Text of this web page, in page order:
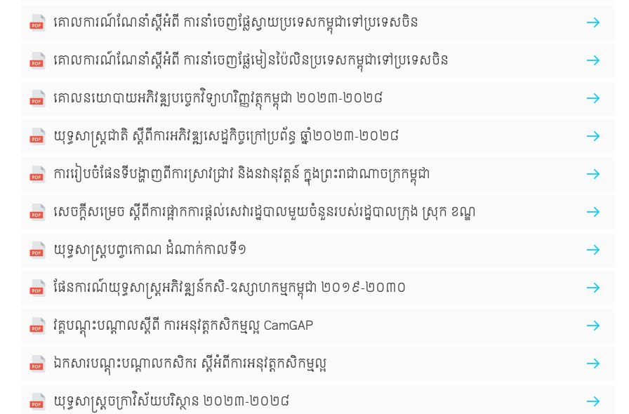
គោលការណ៍ណែនាំស្ដីអំពី ការនាំចេញផ្លែស្វាយប្រទេសកម្ពុជាទៅប្រទេសចិន
គោលការណ៍ណែនាំស្ដីអំពី ការនាំចេញផ្លែមៀនប៉ៃលិនប្រទេសកម្ពុជាទៅប្រទេសចិន
គោលនយោបាយអភិវឌ្ឍបច្ចេកវិទ្យាហរិញ្ញវត្ថុកម្ពុជា ២០២៣​-២០២៨
យុទ្ធសាស្ត្រជាតិ ស្ដីពីការអភិវឌ្ឍសេដ្ឋកិច្ចក្រៅប្រព័ន្ធ ឆ្នាំ២០២៣-២០២៨
ការរៀបចំផែនទីបង្ហាញពីការស្រាវជ្រាវ និងនវានុវត្តន៍ ក្នុងព្រះរាជាណាចក្រកម្ពុជា
សេចក្ដីសម្រេច ស្ដីពីការផ្អាកការផ្ដល់សេវារដ្ឋបាលមួយចំនួនរបស់រដ្ឋបាលក្រុង ស្រុក ខណ្ឌ
យុទ្ធសាស្រ្តបញ្ចកោណ ដំណាក់កាលទី១
ផែនការណ៍យុទ្ធសាស្រ្តអភិវឌ្ឍន៍កសិ-ឧស្សាហកម្មកម្ពុជា ២០១៩-២០៣០
វគ្គបណ្ដុះបណ្ដាលស្ដីពី ការអនុវត្តកសិកម្មល្អ CamGAP
ឯកសារបណ្ដុះបណ្ដាលកសិករ ស្ដីអំពីការអនុវត្តកសិកម្មល្អ
យុទ្ធសាស្រ្តចក្រាវិស័យបរិស្ថាន ២០២៣-​២០២៨